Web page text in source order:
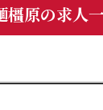
橿原の求人